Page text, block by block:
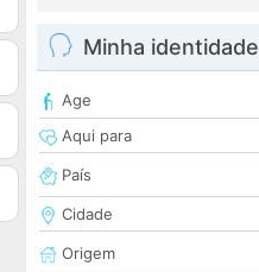
Minha identidade
Age
Aqui para
País
Cidade
Origem